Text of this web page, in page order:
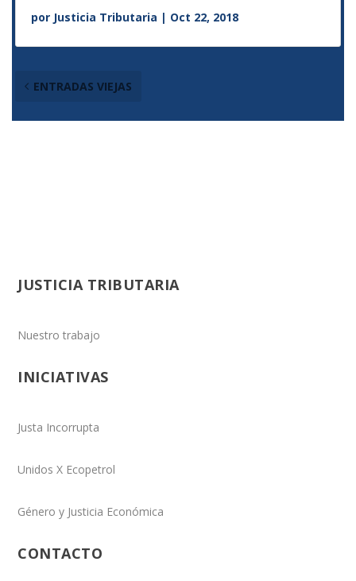
por Justicia Tributaria | Oct 22, 2018
ENTRADAS VIEJAS
JUSTICIA TRIBUTARIA
Nuestro trabajo
INICIATIVAS
Justa Incorrupta
Unidos X Ecopetrol
Género y Justicia Económica
CONTACTO